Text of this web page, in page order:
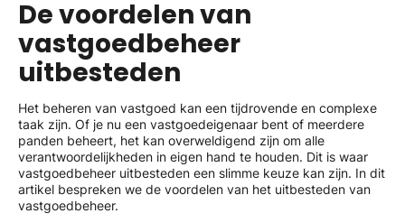
De voordelen van
vastgoedbeheer
uitbesteden
Het beheren van vastgoed kan een tijdrovende en complexe
taak zijn. Of je nu een vastgoedeigenaar bent of meerdere
panden beheert, het kan overweldigend zijn om alle
verantwoordelijkheden in eigen hand te houden. Dit is waar
vastgoedbeheer uitbesteden een slimme keuze kan zijn. In dit
artikel bespreken we de voordelen van het uitbesteden van
vastgoedbeheer.